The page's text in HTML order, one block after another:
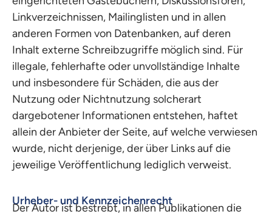
Linkverzeichnissen, Mailinglisten und in allen
anderen Formen von Datenbanken, auf deren
Inhalt externe Schreibzugriffe möglich sind. Für
illegale, fehlerhafte oder unvollständige Inhalte
und insbesondere für Schäden, die aus der
Nutzung oder Nichtnutzung solcherart
dargebotener Informationen entstehen, haftet
allein der Anbieter der Seite, auf welche verwiesen
wurde, nicht derjenige, der über Links auf die
jeweilige Veröffentlichung lediglich verweist.
Urheber- und Kennzeichenrecht
Der Autor ist bestrebt, in allen Publikationen die